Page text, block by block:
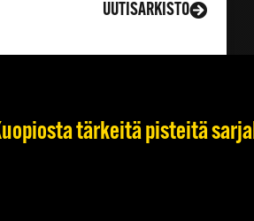
UUTISARKISTO
tärkeitä pisteitä